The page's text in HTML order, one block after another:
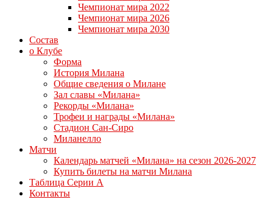
Чемпионат мира 2022
Чемпионат мира 2026
Чемпионат мира 2030
Состав
о Клубе
Форма
История Милана
Общие сведения о Милане
Зал славы «Милана»
Рекорды «Милана»
Трофеи и награды «Милана»
Стадион Сан-Сиро
Миланелло
Матчи
Календарь матчей «Милана» на сезон 2026-2027
Купить билеты на матчи Милана
Таблица Серии А
Контакты